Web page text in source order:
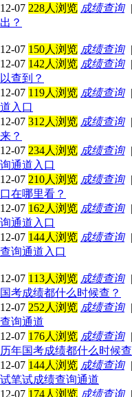
12-07 228人浏览 成绩查询|
出？
12-07 150人浏览 成绩查询|
12-07 142人浏览 成绩查询|
以查到？
12-07 119人浏览 成绩查询|
道入口
12-07 312人浏览 成绩查询|
来？
12-07 234人浏览 成绩查询|
询通道入口
12-07 210人浏览 成绩查询|
口在哪里看？
12-07 162人浏览 成绩查询|
询通道入口
12-07 144人浏览 成绩查询|
查询通道入口
12-07 113人浏览 成绩查询|
国考成绩都什么时候查？
12-07 252人浏览 成绩查询|
查询通道
12-07 176人浏览 成绩查询|
历年国考成绩都什么时候查
12-07 144人浏览 成绩查询|
试笔试成绩查询通道
12-07 174人浏览 成绩查询|